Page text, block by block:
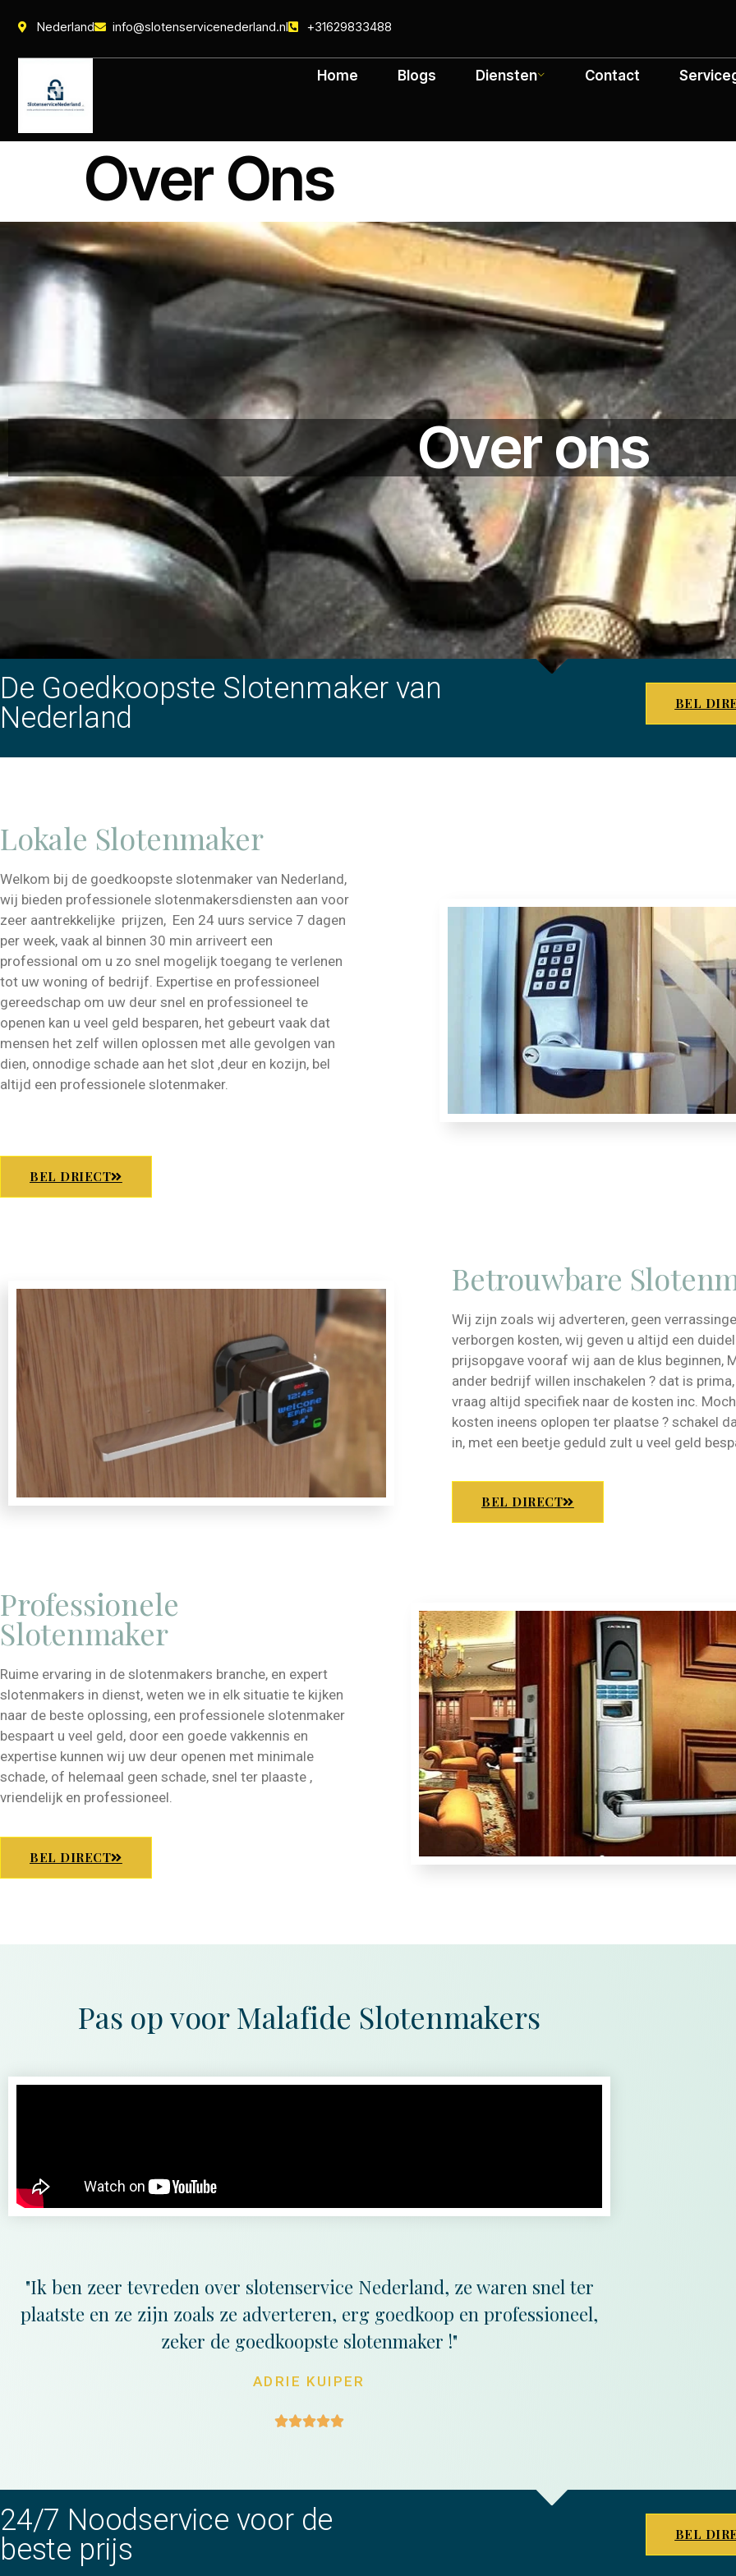
Nederland info@slotenservicenederland.nl +31629833488
Home Blogs Diensten Contact
Over Ons
Over ons
De Goedkoopste Slotenmaker van
Nederland
BEL
Lokale Slotenmaker
Welkom bij de goedkoopste slotenmaker van Nederland,
wij bieden professionele slotenmakersdiensten aan voor
zeer aantrekkelijke prijzen, Een 24 uurs service 7 dagen
per week, vaak al binnen 30 min arriveert een
professional om u zo snel mogelijk toegang te verlenen
tot uw woning of bedrijf. Expertise en professioneel
gereedschap om uw deur snel en professioneel te
openen kan u veel geld besparen, het gebeurt vaak dat
mensen het zelf willen oplossen met alle gevolgen van
dien, onnodige schade aan het slot ,deur en kozijn, bel
altijd een professionele slotenmaker.
BEL DRIECT
Betrouwbare
Wij zijn zoals wij adverteren, geen
verborgen kosten, wij geven u altijd een
prijsopgave vooraf wij aan de klus beginnen,
ander bedrijf willen inschakelen ? dat is
vraag altijd specifiek naar de kosten inc.
kosten ineens oplopen ter plaatse ? schakel
in, met een beetje geduld zult u veel geld
BEL DIRECT
Professionele
Slotenmaker
Ruime ervaring in de slotenmakers branche, en expert
slotenmakers in dienst, weten we in elk situatie te kijken
naar de beste oplossing, een professionele slotenmaker
bespaart u veel geld, door een goede vakkennis en
expertise kunnen wij uw deur openen met minimale
schade, of helemaal geen schade, snel ter plaaste ,
vriendelijk en professioneel.
BEL DIRECT
Pas op voor Malafide Slotenmakers
"Ik ben zeer tevreden over slotenservice Nederland, ze waren snel ter
plaatste en ze zijn zoals ze adverteren, erg goedkoop en professioneel,
zeker de goedkoopste slotenmaker !"
ADRIE KUIPER

24/7 Noodservice voor de
beste prijs
BEL